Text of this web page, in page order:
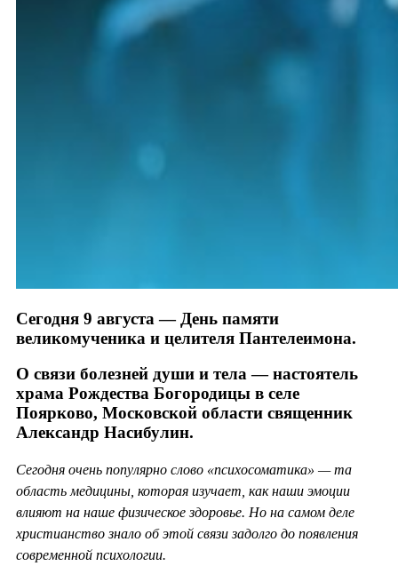
Сегодня 9 августа — День памяти
великомученика и целителя Пантелеимона.
О связи болезней души и тела — настоятель
храма Рождества Богородицы в селе
Поярково, Московской области священник
Александр Насибулин.
Сегодня очень популярно слово «психосоматика» — та
область медицины, которая изучает, как наши эмоции
влияют на наше физическое здоровье. Но на самом деле
христианство знало об этой связи задолго до появления
современной психологии.